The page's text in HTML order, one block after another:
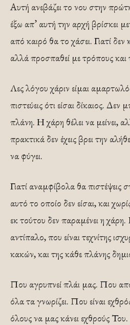
Αυτή ανεβάζει το νου στην
έξω απ’ αυτή την αρχή βρίσκει
από καιρό θα το χάσει. Γιατί δεν
αλλά προσπαθεί με τρόπους και
Λες λόγου χάριν είμαι
πιστεύεις ότι είσαι δίκαιος. Δεν
πλάνη. Η χάρη θέλει να μείνει,
πρακτικά δεν έχεις βρει την
να φύγει.
Γιατί αναμφίβολα θα πιστέψεις
αυτό το οποίο δεν είσαι, και
εκ τούτου δεν παραμένει η χάρη.
αντίπαλο, που είναι τεχνίτης
κακών, και της κάθε πλάνης
Που αγρυπνεί πλάι μας. Που
όλα τα γνωρίζει. Που είναι
όλους να μας κάνει εχθρούς Του.